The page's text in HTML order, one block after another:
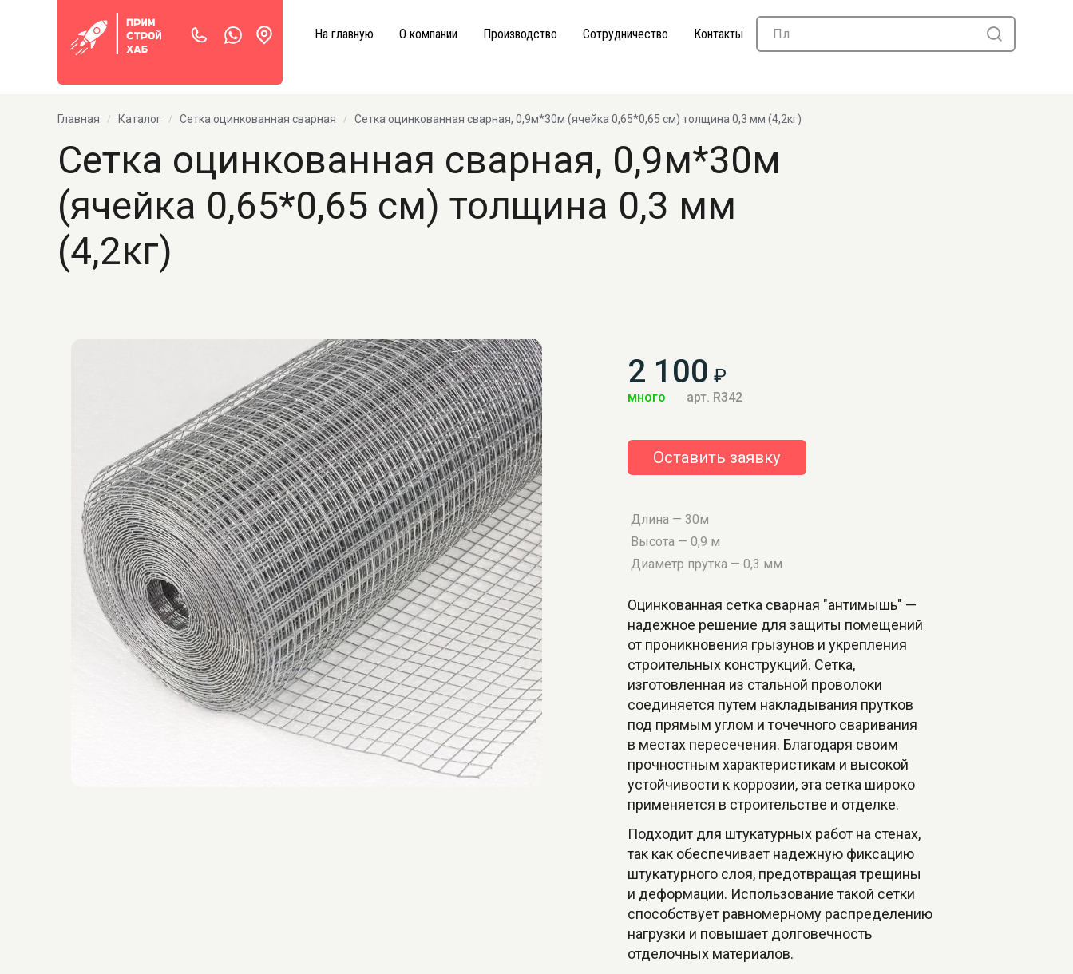
На главную О компании Производство Сотрудничество Контакты
Главная Каталог Сетка оцинкованная сварная Сетка оцинкованная сварная, 0,9м*30м (ячейка 0,65*0,65 см) толщина 0,3 мм (4,2кг)
Сетка оцинкованная сварная, 0,9м*30м
(ячейка 0,65*0,65 см) толщина 0,3 мм
(4,2кг)
2 100 ₽
много арт. R342
Оставить заявку
Длина — 30м
Высота — 0,9 м
Диаметр прутка — 0,3 мм
Оцинкованная сетка сварная "антимышь" —
надежное решение для защиты помещений
от проникновения грызунов и укрепления
строительных конструкций. Сетка,
изготовленная из стальной проволоки
соединяется путем накладывания прутков
под прямым углом и точечного сваривания
в местах пересечения. Благодаря своим
прочностным характеристикам и высокой
устойчивости к коррозии, эта сетка широко
применяется в строительстве и отделке.
Подходит для штукатурных работ на стенах,
так как обеспечивает надежную фиксацию
штукатурного слоя, предотвращая трещины
и деформации. Использование такой сетки
способствует равномерному распределению
нагрузки и повышает долговечность
отделочных материалов.